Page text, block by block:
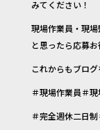
みてください！
現場作業員・現
と思ったら応募
これからもブロ
＃現場作業員＃
＃完全週休二日